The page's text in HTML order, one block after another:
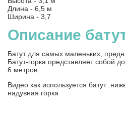
Длина - 6,5 м
Ширина - 3,7
Описание
Батут для самых маленьких,
Батут-горка представляет собой
6 метров.
Видео как используется батут
надувная горка